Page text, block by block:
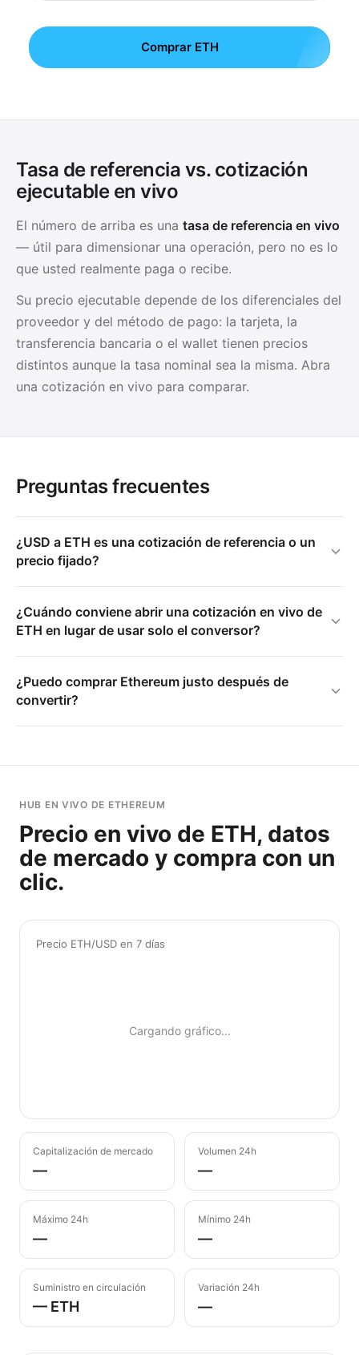
Comprar ETH
Tasa de referencia vs. cotización
ejecutable en vivo
El número de arriba es una tasa de referencia en vivo
— útil para dimensionar una operación, pero no es lo
que usted realmente paga o recibe.
Su precio ejecutable depende de los diferenciales del
proveedor y del método de pago: la tarjeta, la
transferencia bancaria o el wallet tienen precios
distintos aunque la tasa nominal sea la misma. Abra
una cotización en vivo para comparar.
Preguntas frecuentes
¿USD a ETH es una cotización de referencia o un
precio fijado?
¿Cuándo conviene abrir una cotización en vivo de
ETH en lugar de usar solo el conversor?
¿Puedo comprar Ethereum justo después de
convertir?
HUB EN VIVO DE ETHEREUM
Precio en vivo de ETH, datos
de mercado y compra con un
clic.
Precio ETH/USD en 7 días
Cargando gráfico…
Capitalización de mercado
—
Volumen 24h
—
Máximo 24h
—
Mínimo 24h
—
Suministro en circulación
— ETH
Variación 24h
—